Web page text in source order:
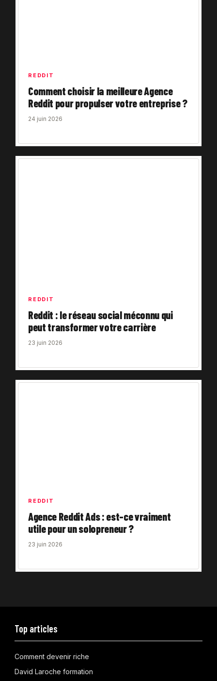
REDDIT
Comment choisir la meilleure Agence
Reddit pour propulser votre entreprise ?
24 juin 2026
REDDIT
Reddit : le réseau social méconnu qui
peut transformer votre carrière
23 juin 2026
REDDIT
Agence Reddit Ads : est-ce vraiment
utile pour un solopreneur ?
23 juin 2026
Top articles
Comment devenir riche
David Laroche formation